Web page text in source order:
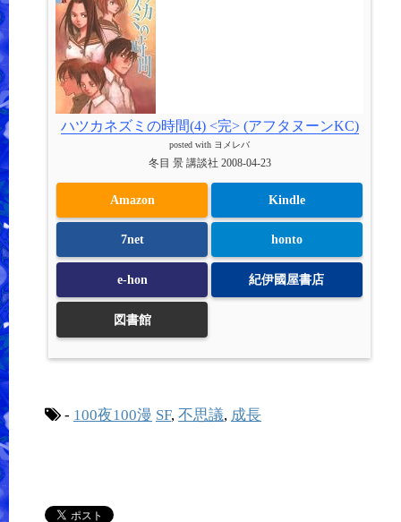
ハツカネズミの時間(4) <完> (アフタヌーンKC)
posted with ヨメレバ
冬目 景 講談社 2008-04-23
Amazon Kindle
7net honto
e-hon 紀伊國屋書店
図書館
- 100夜100漫 SF, 不思議, 成長